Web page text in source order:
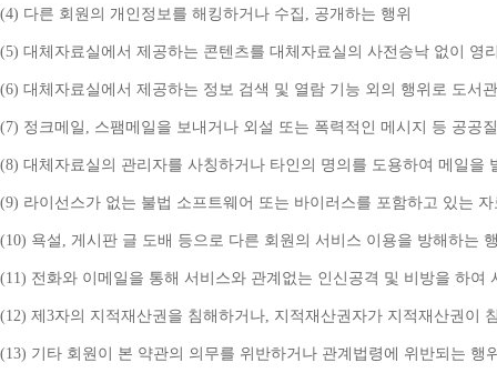
(4) 다른 회원의 개인정보를 해킹하거나 수집 , 공개하는 행위
(5) 대체자료실에서 제공하는 콘텐츠를 대체자료실의 사전승낙 없이 영
(6) 대체자료실에서 제공하는 정보 검색 및 열람 기능 외의 행위로 도서
(7) 정크메일 , 스팸메일을 보내거나 외설 또는 폭력적인 메시지 등 공공
(8) 대체자료실의 관리자를 사칭하거나 타인의 명의를 도용하여 메일을
(9) 라이선스가 없는 불법 소프트웨어 또는 바이러스를 포함하고 있는
(10) 욕설 , 게시판 글 도배 등으로 다른 회원의 서비스 이용을 방해하는
(11) 전화와 이메일을 통해 서비스와 관계없는 인신공격 및 비방을 하여
(12) 제 3자의 지적재산권을 침해하거나, 지적재산권자가 지적재산권이
(13) 기타 회원이 본 약관의 의무를 위반하거나 관계법령에 위반되는 행